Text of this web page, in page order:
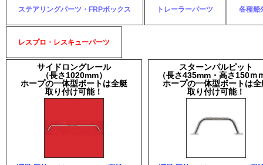
ステアリングパーツ・FRPボックス トレーラーパーツ 各種船
レスプロ・レスキューパーツ
サイドロングレール
（長さ1020mm）
ホープの一体型ボートは全艇
取り付け可能！
スターンパルピット
（長さ435mm・高さ150ｍ
ホープの一体型ボートは全
取り付け可能！